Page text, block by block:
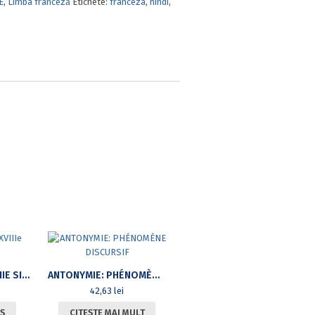
ÉTUDES SUR LE XVIIIE SIÈCLE ANTONYMIE: PHÉNOMÈNE DISCURSIF
42,63lei
CITEȘTE MAI MULT